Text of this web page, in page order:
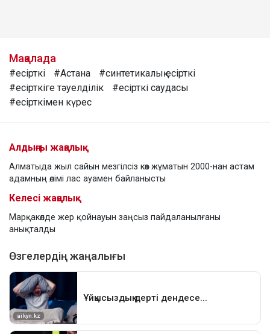
Мақалада
#есірткі #Астана
#синтетикалық есірткі
#есірткіге тәуелділік
#есірткі саудасы
#есірткімен күрес
Алдыңғы жаңалық
Алматыда жыл сайын мезгілсіз көз жұматын 2000-нан астам
адамның өлімі лас ауамен байланысты
Келесі жаңалық
Марқакөлде жер қойнауын заңсыз пайдаланылғаны
анықталды